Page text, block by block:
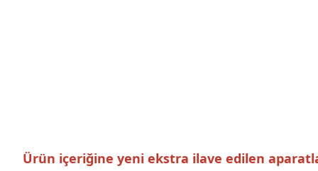
Ürün içeriğine yeni ekstra ilave edilen